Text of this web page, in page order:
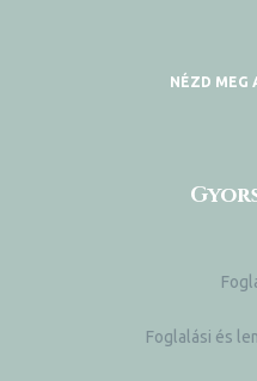
NÉZD MEG
Foglalási és